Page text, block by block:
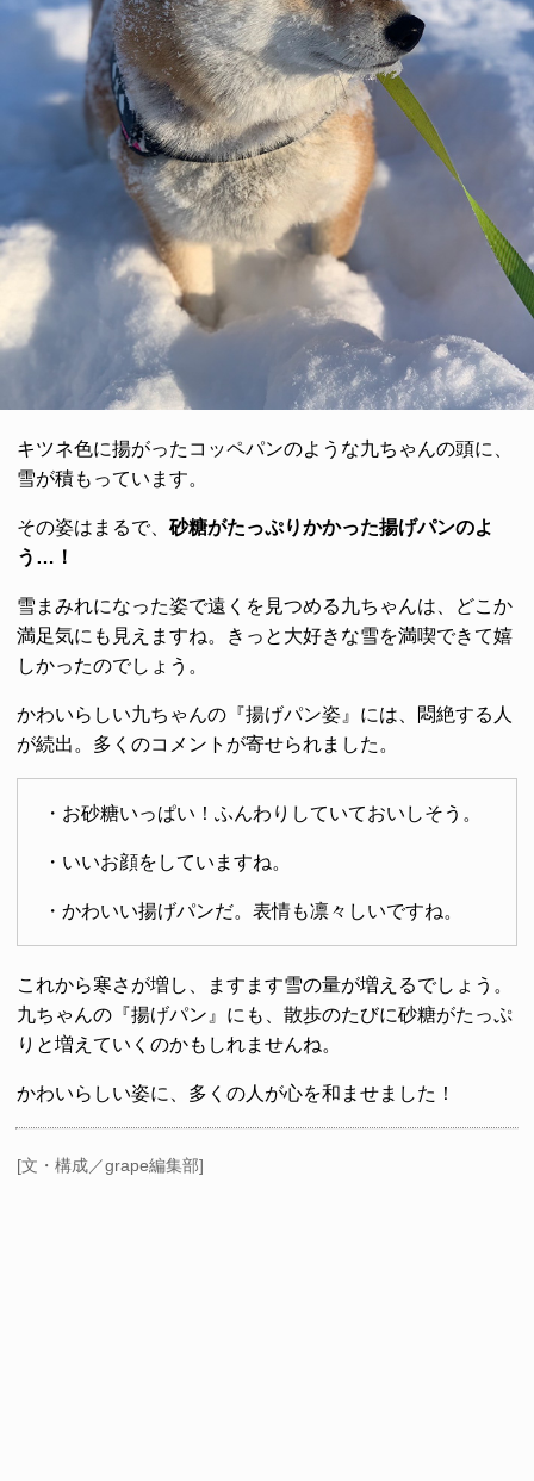
キツネ色に揚がったコッペパンのような九ちゃんの頭に、
雪が積もっています。
その姿はまるで、 砂糖がたっぷりかかった揚げパンのよ
う…！
雪まみれになった姿で遠くを見つめる九ちゃんは、どこか
満足気にも見えますね。きっと大好きな雪を満喫できて嬉
しかったのでしょう。
かわいらしい九ちゃんの『揚げパン姿』には、悶絶する人
が続出。多くのコメントが寄せられました。
・お砂糖いっぱい！ふんわりしていておいしそう。
・いいお顔をしていますね。
・かわいい揚げパンだ。表情も凛々しいですね。
これから寒さが増し、ますます雪の量が増えるでしょう。
九ちゃんの『揚げパン』にも、散歩のたびに砂糖がたっぷ
りと増えていくのかもしれませんね。
かわいらしい姿に、多くの人が心を和ませました！
[文・構成／grape編集部]